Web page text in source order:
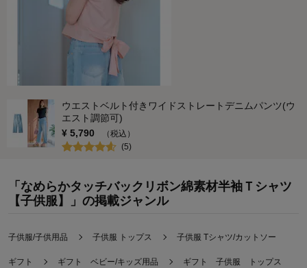
ウエストベルト付きワイドストレートデニムパンツ(ウ
エスト調節可)
¥ 5,790
（税込）
(5)
「なめらかタッチバックリボン綿素材半袖Ｔシャツ
【子供服】」の掲載ジャンル
子供服/子供用品 子供服 トップス 子供服 Tシャツ/カットソー
ギフト ギフト ベビー/キッズ用品 ギフト 子供服 トップス